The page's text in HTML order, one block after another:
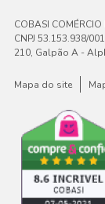
COBASI
CNPJ 53.153.938/
210, Galpão A -
Mapa do site